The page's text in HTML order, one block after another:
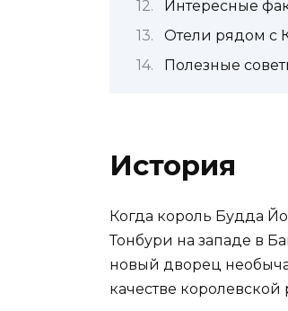
Интересные
Отели рядом с
Полезные
История
Когда король Будда
Тонбури на западе в
новый дворец
качестве